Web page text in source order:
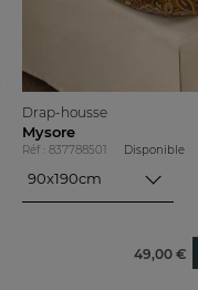
Drap-housse
Mysore
Réf : 837788501 Disponible
90x190cm
49,00 €